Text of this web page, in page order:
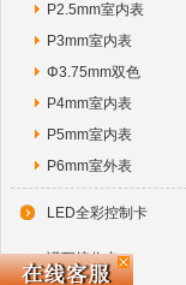
P2.5mm室内表
P3mm室内表
Φ3.75mm双色
P4mm室内表
P5mm室内表
P6mm室外表
LED全彩控制卡
诺瓦接收卡